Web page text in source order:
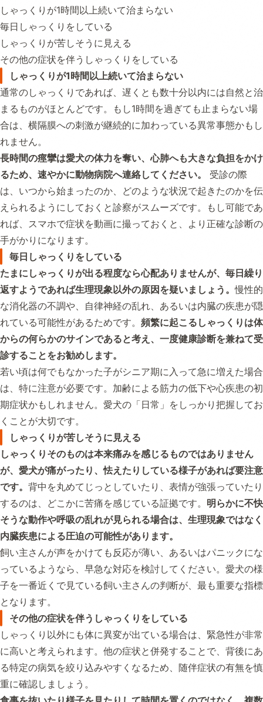
しゃっくりが1時間以上続いて治まらない
毎日しゃっくりをしている
しゃっくりが苦しそうに見える
その他の症状を伴うしゃっくりをしている
しゃっくりが1時間以上続いて治まらない
通常のしゃっくりであれば、遅くとも数十分以内には自然と治
まるものがほとんどです。もし1時間を過ぎても止まらない場
合は、横隔膜への刺激が継続的に加わっている異常事態かもし
れません。
長時間の痙攣は愛犬の体力を奪い、心肺へも大きな負担をかけ
るため、速やかに動物病院へ連絡してください。
受診の際
は、いつから始まったのか、どのような状況で起きたのかを伝
えられるようにしておくと診察がスムーズです。もし可能であ
れば、スマホで症状を動画に撮っておくと、より正確な診断の
手がかりになります。
毎日しゃっくりをしている
たまにしゃっくりが出る程度なら心配ありませんが、毎日繰り
返すようであれば生理現象以外の原因を疑いましょう。慢性的
な消化器の不調や、自律神経の乱れ、あるいは内臓の疾患が隠
れている可能性があるためです。 頻繁に起こるしゃっくりは体
からの何らかのサインであると考え、一度健康診断を兼ねて受
診することをお勧めします。
若い頃は何でもなかった子がシニア期に入って急に増えた場合
は、特に注意が必要です。加齢による筋力の低下や心疾患の初
期症状かもしれません。愛犬の「日常」をしっかり把握してお
くことが大切です。
しゃっくりが苦しそうに見える
しゃっくりそのものは本来痛みを感じるものではありません
が、愛犬が痛がったり、怯えたりしている様子があれば要注意
です。 背中を丸めてじっとしていたり、表情が強張っていたり
するのは、どこかに苦痛を感じている証拠です。 明らかに不快
そうな動作や呼吸の乱れが見られる場合は、生理現象ではなく
内臓疾患による圧迫の可能性があります。
飼い主さんが声をかけても反応が薄い、あるいはパニックにな
っているようなら、早急な対応を検討してください。愛犬の様
子を一番近くで見ている飼い主さんの判断が、最も重要な指標
となります。
その他の症状を伴うしゃっくりをしている
しゃっくり以外にも体に異変が出ている場合は、緊急性が非常
に高いと考えられます。他の症状と併発することで、背後にあ
る特定の病気を絞り込みやすくなるため、随伴症状の有無を慎
重に確認しましょう。